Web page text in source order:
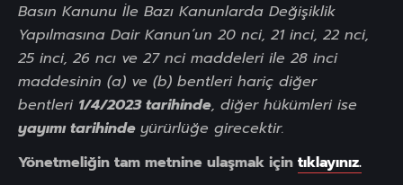
Basın Kanunu İle Bazı Kanunlarda Değişiklik
Yapılmasına Dair Kanun’un 20 nci, 21 inci, 22 nci,
25 inci, 26 ncı ve 27 nci maddeleri ile 28 inci
maddesinin (a) ve (b) bentleri hariç diğer
bentleri 1/4/2023tarihinde, diğer hükümleri ise
yayımı tarihinde yürürlüğe girecektir.
Yönetmeliğin tam metnine ulaşmak için tıklayınız.